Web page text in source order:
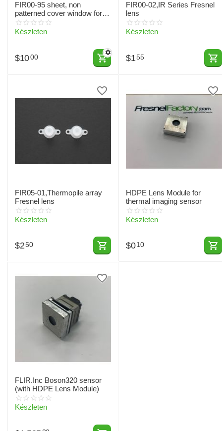
FIR00-95 sheet, non
patterned cover window for
PIR and thermopile sensor
Készleten
$1000
FIR00-02,IR Series Fresnel
lens
Készleten
$155
FIR05-01,Thermopile array
Fresnel lens
Készleten
$250
HDPE Lens Module for
thermal imaging sensor
Készleten
$010
FLIR.Inc Boson320 sensor
(with HDPE Lens Module)
Készleten